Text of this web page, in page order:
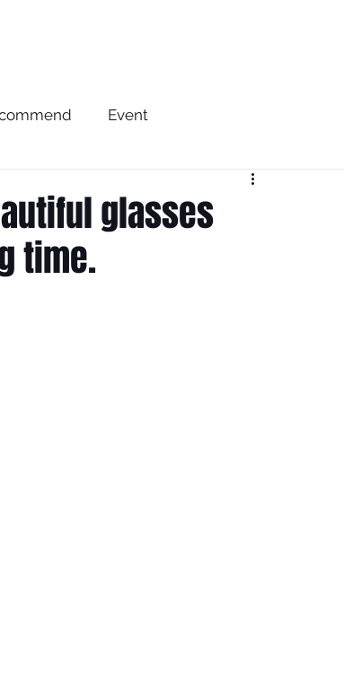
Event
Optometrist
glasses
time.